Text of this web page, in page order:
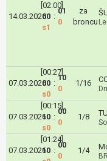
14.03.2026
[02:00]
00
s1
:
01
0
za
broncu
07.03.2026
[00:27]
00
s0
:
10
0
1/16
07.03.2026
[00:15]
10
s0
:
00
0
1/8
07.03.2026
[01:24]
10 :
00
0
1/4